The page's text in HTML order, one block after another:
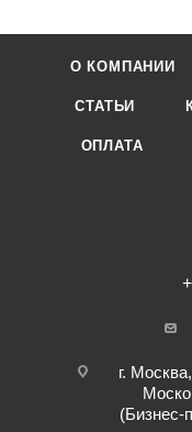
О КОМПАНИИ
СТАТЬИ
ОПЛАТА
г.
(Бизнес-